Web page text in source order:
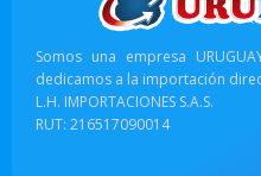
Somos una empresa
dedicamos a la importación
L.H. IMPORTACIONES S.A.S.
RUT: 216517090014